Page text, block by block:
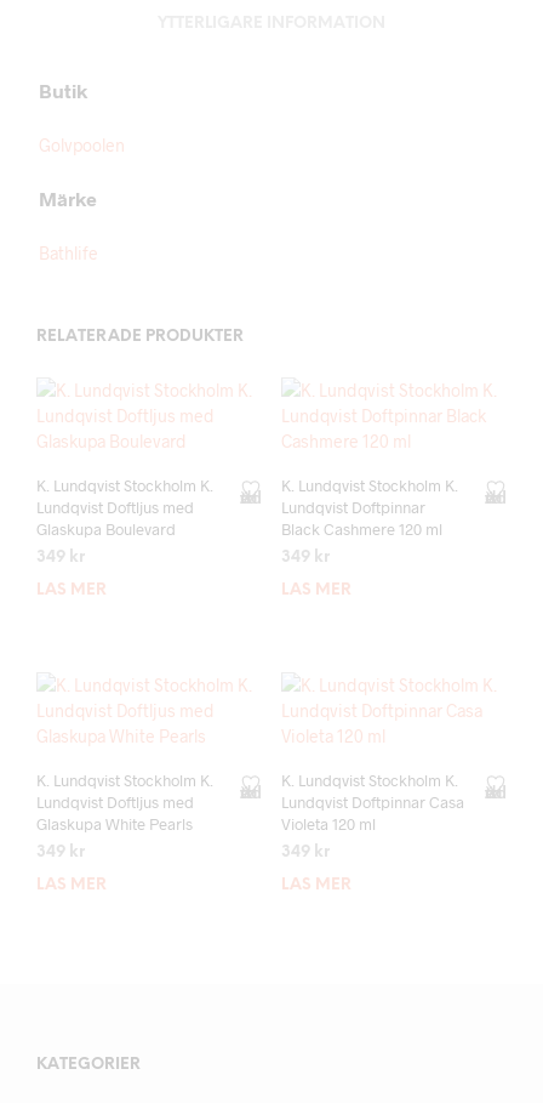
Butik
Golvpoolen
Märke
Bathlife
RELATERADE PRODUKTER
Add to wishlist
K. Lundqvist Stockholm K.
Lundqvist Doftljus med
Glaskupa Boulevard
349 kr
LÄS MER
Add to wishlist
K. Lundqvist Stockholm K.
Lundqvist Doftpinnar
Black Cashmere 120 ml
349 kr
LÄS MER
Add to wishlist
K. Lundqvist Stockholm K.
Lundqvist Doftljus med
Glaskupa White Pearls
349 kr
LÄS MER
Add to wishlist
K. Lundqvist Stockholm K.
Lundqvist Doftpinnar Casa
Violeta 120 ml
349 kr
LÄS MER
KATEGORIER